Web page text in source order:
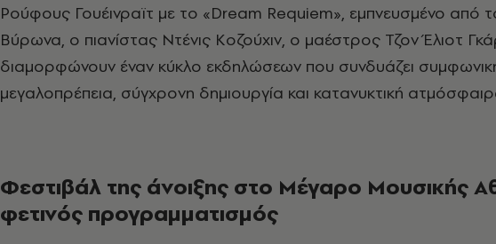
Ρούφους Γουέινραϊτ με το «Dream Requiem», εμπνευσμένο από
Βύρωνα, ο πιανίστας Ντένις Κοζούχιν, ο μαέστρος Τζον Έλιοτ
διαμορφώνουν έναν κύκλο εκδηλώσεων που συνδυάζει
μεγαλοπρέπεια, σύγχρονη δημιουργία και κατανυκτική
Φεστιβάλ της άνοιξης στο Μέγαρο Μουσικής
φετινός προγραμματισμός